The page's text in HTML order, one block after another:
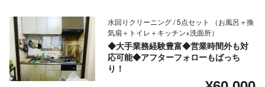
水回りクリーニング / 5点セット （お風呂＋換
気扇＋トイレ＋キッチン+洗面所）
◆大手業務経験豊富◆営業時間外も対
応可能◆アフターフォローもばっち
り！